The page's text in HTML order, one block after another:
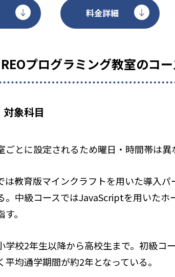
料金詳細
プログラミング教室のコ
象科目
ごとに設定されるため曜日・時間帯は
は教育版マインクラフトを用いた導入
。中級コースではJavaScriptを用いた
。
学校2年生以降から高校生まで。初級コ
平均通学期間が約2年となっている。